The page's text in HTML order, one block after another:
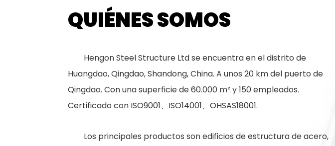
QUIÉNES SOMOS
Hengon Steel Structure Ltd se encuentra en el distrito de
Huangdao, Qingdao, Shandong, China. A unos 20 km del puerto de
Qingdao. Con una superficie de 60.000 m² y 150 empleados.
Certificado con ISO9001、ISO14001、OHSAS18001.
Los principales productos son edificios de estructura de acero,